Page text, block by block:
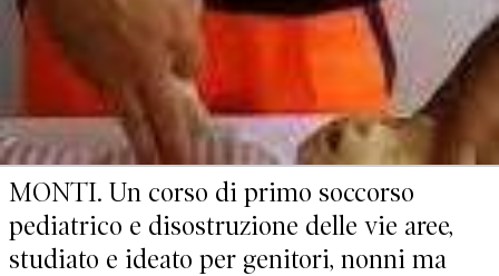
MONTI. Un corso di primo soccorso
pediatrico e disostruzione delle vie aree,
studiato e ideato per genitori, nonni ma